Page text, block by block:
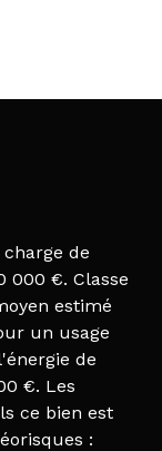
de
000 €. Classe
estimé
un usage
de
€. Les
ce bien est
: